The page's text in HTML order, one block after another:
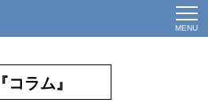
MENU
『コラム』